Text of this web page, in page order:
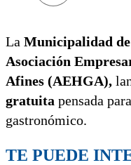
La Municipalidad de
Asociación
Afines (AEHGA),
gratuita pensada
gastronómico.
TE PUEDE